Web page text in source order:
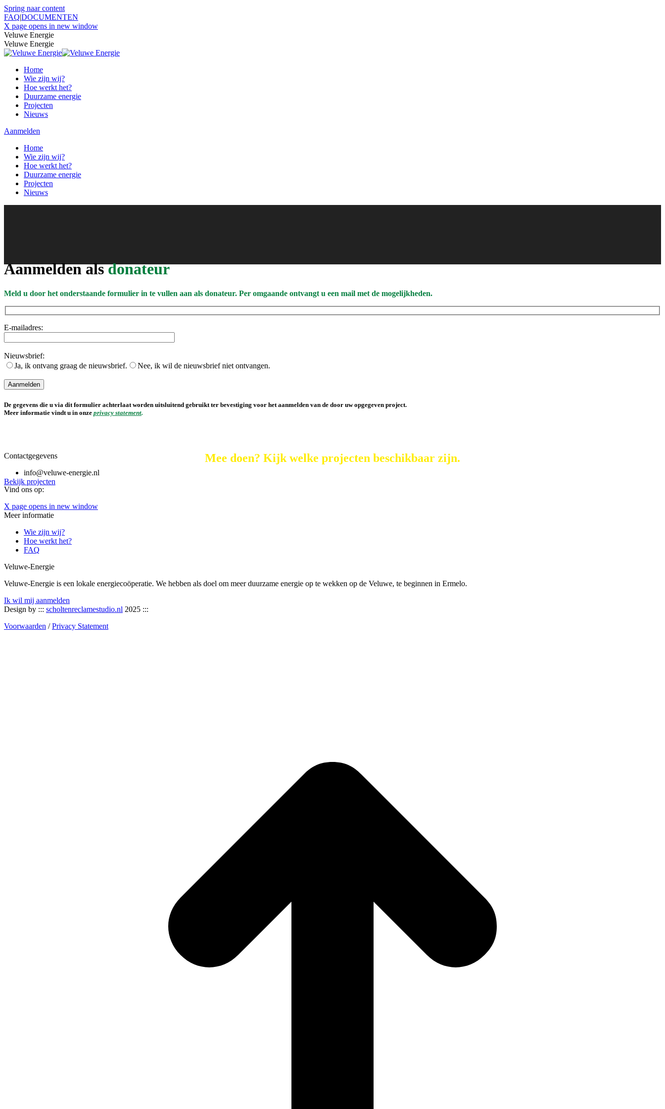
Spring naar content
FAQ|DOCUMENTEN
X page opens in new window
Veluwe Energie
Veluwe Energie
Home
Wie zijn wij?
Hoe werkt het?
Duurzame energie
Projecten
Nieuws
Aanmelden
Home
Wie zijn wij?
Hoe werkt het?
Duurzame energie
Projecten
Nieuws
Aanmelden alsdonateur
Meld u door het onderstaande formulier in te vullen aan als donateur. Per omgaande ontvangt u een mail met de mogelijkheden.
E-mailadres:
Nieuwsbrief:
Ja, ik ontvang graag de nieuwsbrief.
Nee, ik wil de nieuwsbrief niet ontvangen.
De gegevens die u via dit formulier achterlaat worden uitsluitend gebruikt ter bevestiging voor het aanmelden van de door uw opgegeven project.
Meer informatie vindt u in onze privacy statement.
Mee doen? Kijk welke projecten beschikbaar zijn.
Bekijk projecten
Contactgegevens
info@veluwe-energie.nl
Vind ons op:
X page opens in new window
Meer informatie
Wie zijn wij?
Hoe werkt het?
FAQ
Veluwe-Energie
Veluwe-Energie is een lokale energiecoöperatie. We hebben als doel om meer duurzame energie op te wekken op de Veluwe, te beginnen in Ermelo.
Ik wil mij aanmelden
Design by ::: scholtenreclamestudio.nl 2025 :::
Voorwaarden /Privacy Statement